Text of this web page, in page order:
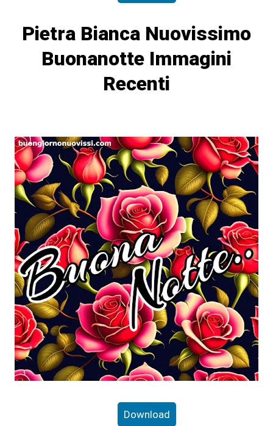
Pietra Bianca Nuovissimo
Buonanotte Immagini
Recenti
Download